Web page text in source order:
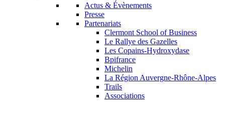
Actus & Évènements
Presse
Partenariats
Clermont School of Business
Le Rallye des Gazelles
Les Copains-Hydroxydase
Bpifrance
Michelin
La Région Auvergne-Rhône-Alpes
Trails
Associations